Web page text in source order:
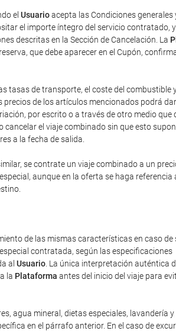
el Usuarioacepta las Condiciones
el importe íntegro del servicio contratado,
descritas en la Sección de Cancelación. La
que debe aparecer en el Cupón,
tasas de transporte, el coste del combustible
de los artículos mencionados podrá
por escrito o a través de otro medio
el viaje combinado sin que esto
a la fecha de salida.
se contrate un viaje combinado a un
aunque en la oferta se haga
de las mismas características en caso de
contratada, según las especificaciones
al Usuario . La única interpretación auténtica
la Plataforma antes del inicio del viaje para
agua mineral, dietas especiales, lavandería
en el párrafo anterior. En el caso de